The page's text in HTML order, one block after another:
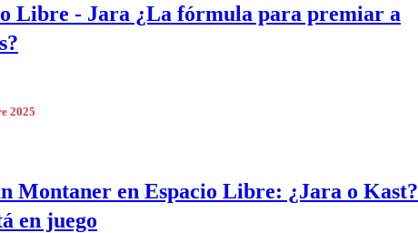
Libre - Jara ¿La fórmula para premiar a
2025
Montaner en Espacio Libre: ¿Jara o
en juego